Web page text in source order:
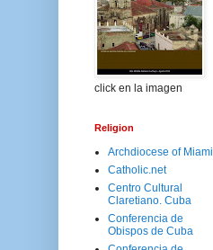
click en la imagen
Religion
Archdiocese of Miami
Catholic.net
Centro Cultural
Claretiano. Cuba
Conferencia de
Obispos de Cuba